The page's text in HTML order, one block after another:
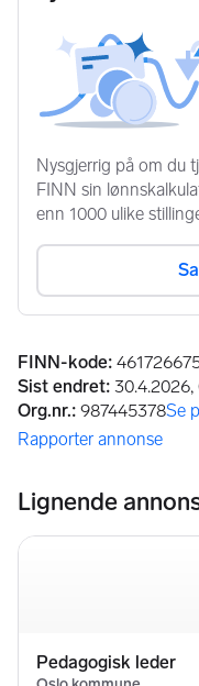
FINN-kode:
Sist endret: 30.4.2026,
Org.nr.: 987445378Se
Rapporter annonse